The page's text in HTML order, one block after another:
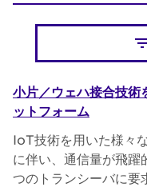
小片／ウェハ接合技
ットフォーム
IoT技術を用いた様々
に伴い、通信量が飛
つのトランシーバに